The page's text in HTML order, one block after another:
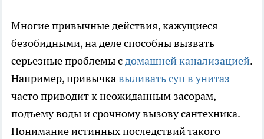
Многие привычные действия, кажущиеся
безобидными, на деле способны вызвать
серьезные проблемы сдомашней канализацией.
Например, привычкавыливать суп в унитаз
часто приводит к неожиданным засорам,
подъему воды и срочному вызову сантехника.
Понимание истинных последствий такого